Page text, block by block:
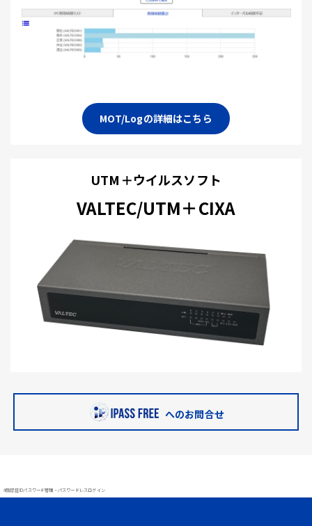
MOT/Logの詳細はこちら
UTM＋ウイルスソフト
VALTEC/UTM＋CIXA
へのお問合せ
#顔認証 IDパスワード管理・パスワードレスログイン